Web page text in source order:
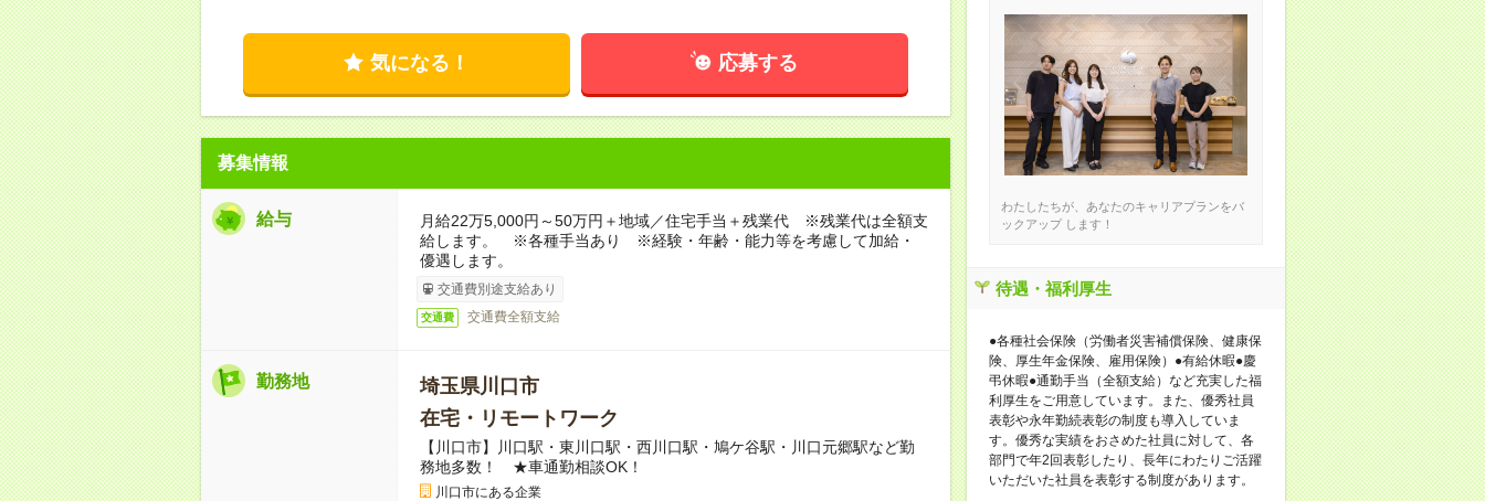
気になる！ 応募する
募集情報
給与
月給22万5,000円～50万円＋地域／住宅手当＋残業代 ※残業代は全額支
給します。 ※各種手当あり ※経験・年齢・能力等を考慮して加給・
優遇します。
交通費別途支給あり
交通費 交通費全額支給
勤務地
埼玉県川口市
在宅・リモートワーク
【川口市】川口駅・東川口駅・西川口駅・鳩ケ谷駅・川口元郷駅など勤
務地多数！ ★車通勤相談OK！
川口市にある企業
わたしたちが、あなたのキャリアプランをバ
ックアップ します！
待遇・福利厚生
●各種社会保険（労働者災害補償保険、健康保
険、厚生年金保険、雇用保険）●有給休暇●慶
弔休暇●通勤手当（全額支給）など充実した福
利厚生をご用意しています。また、優秀社員
表彰や永年勤続表彰の制度も導入していま
す。優秀な実績をおさめた社員に対して、各
部門で年2回表彰したり、長年にわたりご活躍
いただいた社員を表彰する制度があります。